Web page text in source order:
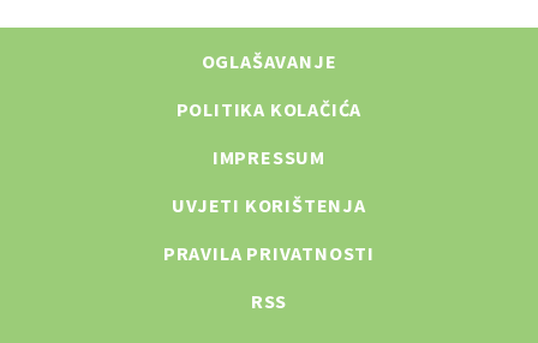
OGLAŠAVANJE
POLITIKA KOLAČIĆA
IMPRESSUM
UVJETI KORIŠTENJA
PRAVILA PRIVATNOSTI
RSS